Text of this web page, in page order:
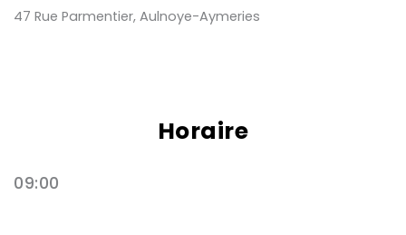
47 Rue Parmentier, Aulnoye-Aymeries
Horaire
09:00